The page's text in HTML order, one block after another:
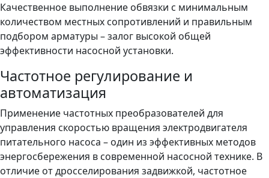
Качественное выполнение обвязки с минимальным
количеством местных сопротивлений и правильным
подбором арматуры – залог высокой общей
эффективности насосной установки.
Частотное регулирование и
автоматизация
Применение частотных преобразователей для
управления скоростью вращения электродвигателя
питательного насоса – один из эффективных методов
энергосбережения в современной насосной технике. В
отличие от дросселирования задвижкой, частотное